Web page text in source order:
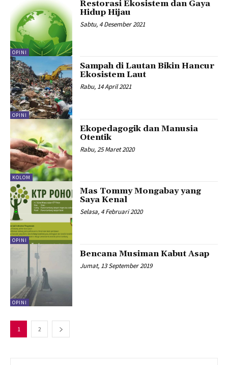
OPINI
Restorasi Ekosistem dan Gaya
Hidup Hijau
Sabtu, 4 Desember 2021
OPINI
Sampah di Lautan Bikin Hancur
Ekosistem Laut
Rabu, 14 April 2021
KOLOM
Ekopedagogik dan Manusia
Otentik
Rabu, 25 Maret 2020
OPINI
Mas Tommy Mongabay yang
Saya Kenal
Selasa, 4 Februari 2020
OPINI
Bencana Musiman Kabut Asap
Jumat, 13 September 2019
1 2